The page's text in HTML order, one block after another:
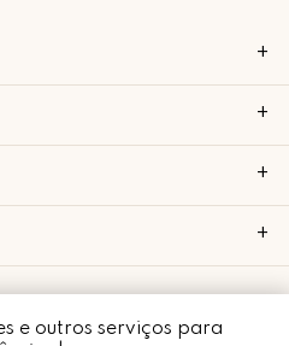
e outros serviços para
Whatsapp
+
+
+
+